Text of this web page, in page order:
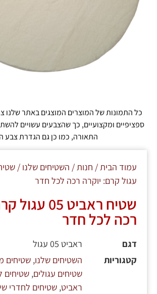
כל התמונות של המוצרים המוצגים באתר שלנו
ספציפיים ומקצועיים, כך שהצבעים עשויים
התאורה, כמו כן גם הגדרת צבע
עמוד הבית/ חנות/ השטיחים שלנו
עגול קרם: יוקרה רכה לכל חדר
שטיח ראביט
רכה לכל חדר
דגם
ראביט 05 עגול
קטגוריות
השטיחים שלנו, שטיחים
שטיחים עגולים, שטיחים
ראביט, שטיחים לחדרי